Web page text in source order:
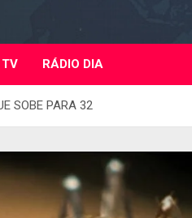
TV RÁDIO DIA
SOBE PARA 32